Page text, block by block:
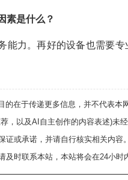
素是什么？
能力。再好的设备也需要
的在于传递更多信息，并不代表
，以及AI自主创作的内容表述)未
证或承诺，并请自行核实相关内
时联系本站，本站将会在24小时